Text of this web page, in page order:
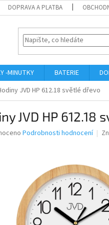
DOPRAVA A PLATBA
-MINUTKY BATERIE
JVD HP 612.18 světlé dřevo
JVD HP 612.18
Podrobnosti hodnocení